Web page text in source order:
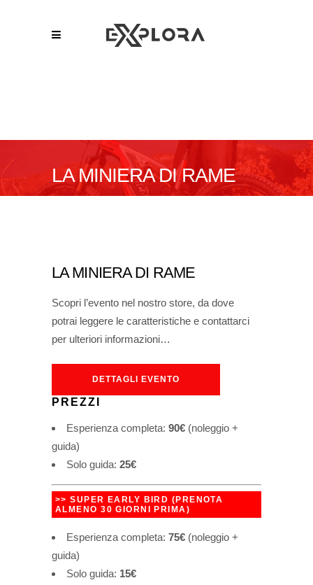
LA MINIERA DI RAME
LA MINIERA DI RAME
Scopri l’evento nel nostro store, da dove
potrai leggere le caratteristiche e contattarci
per ulteriori informazioni…
DETTAGLI EVENTO
PREZZI
Esperienza completa: 90€ (noleggio +
guida)
Solo guida: 25€
>> SUPER EARLY BIRD (PRENOTA
ALMENO 30 GIORNI PRIMA )
Esperienza completa: 75€ (noleggio +
guida)
Solo guida: 15€